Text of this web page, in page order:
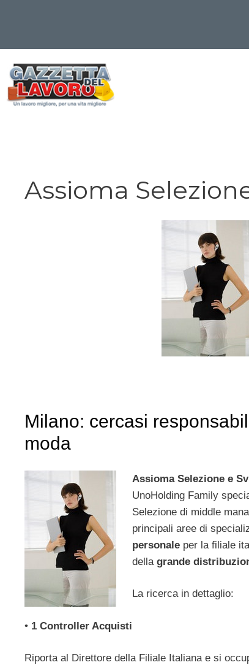
contenuto
Assioma
Milano: cercasi
moda
Assioma Selezione e
UnoHolding Family
Selezione di middle
principali aree di
personaleper la filiale
della grande
La ricerca in dettaglio:
• 1 Controller Acquisti
Riporta al Direttore della Filiale Italiana e si